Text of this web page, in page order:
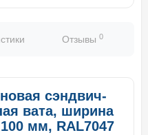
Отзывы 0
сэндвич-
вата, ширина
мм, RAL7047